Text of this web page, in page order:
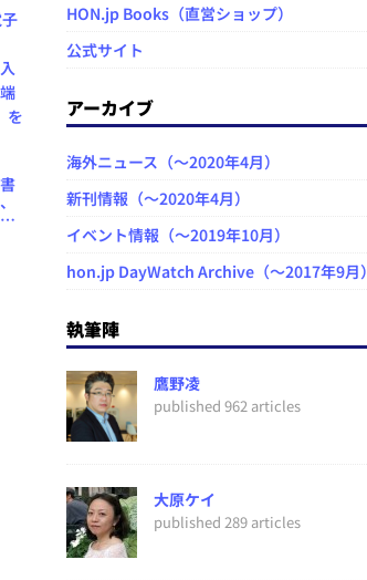
HON.jp Books（直営ショップ）
公式サイト
アーカイブ
海外ニュース（～2020年4月）
新刊情報（～2020年4月）
イベント情報（～2019年10月）
hon.jp DayWatch Archive（～2017年9月）
執筆陣
鷹野凌
published 962 articles
大原ケイ
published 289 articles